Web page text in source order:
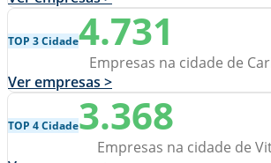
TOP 3 Cidade4.731
Empresas na cidade de
Ver empresas >
TOP 4 Cidade3.368
Empresas na cidade de